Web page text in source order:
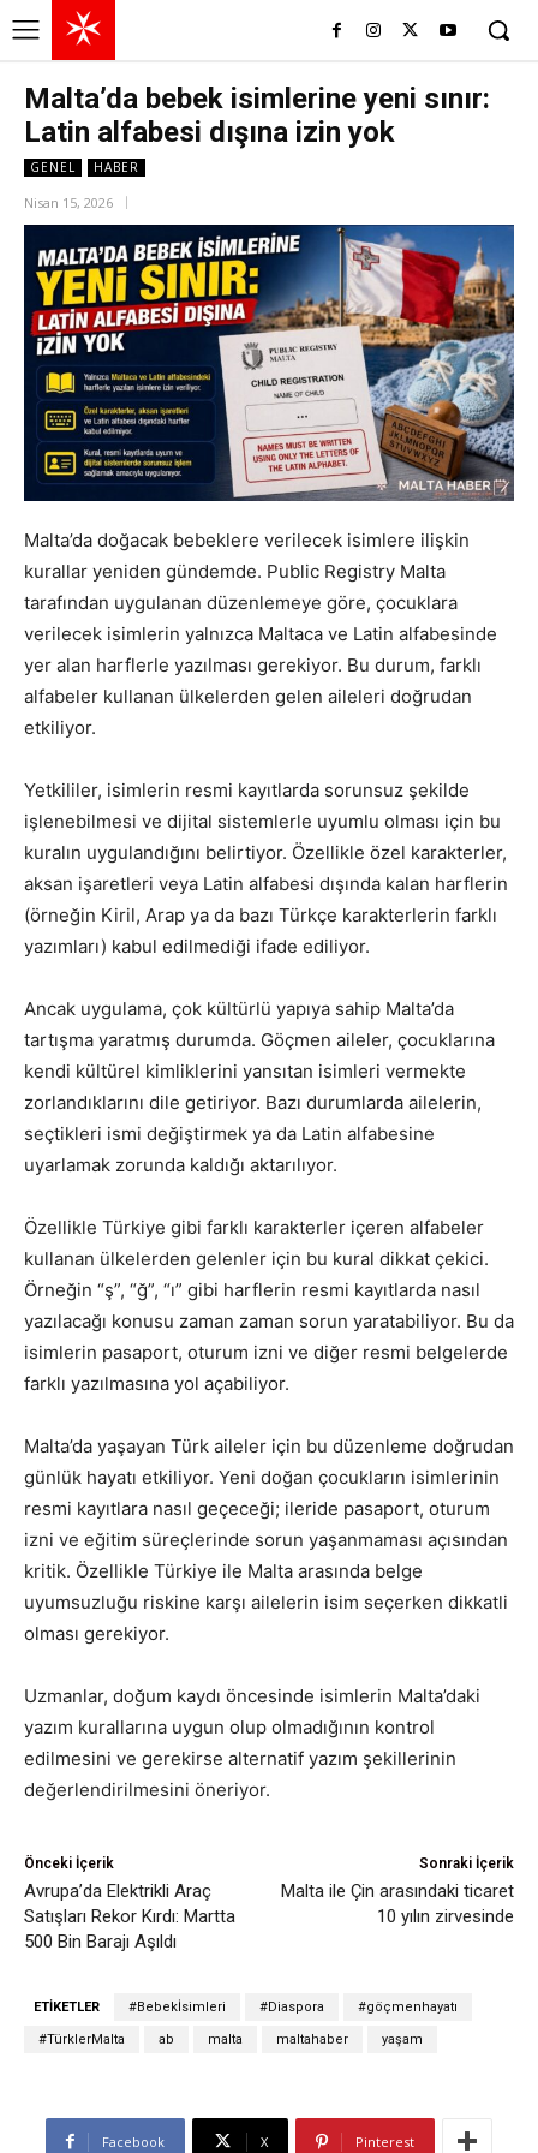
Malta’da bebek isimlerine yeni sınır:
Latin alfabesi dışına izin yok
GENEL HABER
Nisan 15, 2026
Malta’da doğacak bebeklere verilecek isimlere ilişkin
kurallar yeniden gündemde. Public Registry Malta
tarafından uygulanan düzenlemeye göre, çocuklara
verilecek isimlerin yalnızca Maltaca ve Latin alfabesinde
yer alan harflerle yazılması gerekiyor. Bu durum, farklı
alfabeler kullanan ülkelerden gelen aileleri doğrudan
etkiliyor.
Yetkililer, isimlerin resmi kayıtlarda sorunsuz şekilde
işlenebilmesi ve dijital sistemlerle uyumlu olması için bu
kuralın uygulandığını belirtiyor. Özellikle özel karakterler,
aksan işaretleri veya Latin alfabesi dışında kalan harflerin
(örneğin Kiril, Arap ya da bazı Türkçe karakterlerin farklı
yazımları) kabul edilmediği ifade ediliyor.
Ancak uygulama, çok kültürlü yapıya sahip Malta’da
tartışma yaratmış durumda. Göçmen aileler, çocuklarına
kendi kültürel kimliklerini yansıtan isimleri vermekte
zorlandıklarını dile getiriyor. Bazı durumlarda ailelerin,
seçtikleri ismi değiştirmek ya da Latin alfabesine
uyarlamak zorunda kaldığı aktarılıyor.
Özellikle Türkiye gibi farklı karakterler içeren alfabeler
kullanan ülkelerden gelenler için bu kural dikkat çekici.
Örneğin “ş”, “ğ”, “ı” gibi harflerin resmi kayıtlarda nasıl
yazılacağı konusu zaman zaman sorun yaratabiliyor. Bu da
isimlerin pasaport, oturum izni ve diğer resmi belgelerde
farklı yazılmasına yol açabiliyor.
Malta’da yaşayan Türk aileler için bu düzenleme doğrudan
günlük hayatı etkiliyor. Yeni doğan çocukların isimlerinin
resmi kayıtlara nasıl geçeceği; ileride pasaport, oturum
izni ve eğitim süreçlerinde sorun yaşanmaması açısından
kritik. Özellikle Türkiye ile Malta arasında belge
uyumsuzluğu riskine karşı ailelerin isim seçerken dikkatli
olması gerekiyor.
Uzmanlar, doğum kaydı öncesinde isimlerin Malta’daki
yazım kurallarına uygun olup olmadığının kontrol
edilmesini ve gerekirse alternatif yazım şekillerinin
değerlendirilmesini öneriyor.
Önceki İçerik
Avrupa’da Elektrikli Araç
Satışları Rekor Kırdı: Martta
500 Bin Barajı Aşıldı
Sonraki İçerik
Malta ile Çin arasındaki ticaret
10 yılın zirvesinde
ETIKETLER #Bebekİsimleri #Diaspora #göçmenhayatı
#TürklerMalta ab malta maltahaber yaşam
Facebook X Pinterest